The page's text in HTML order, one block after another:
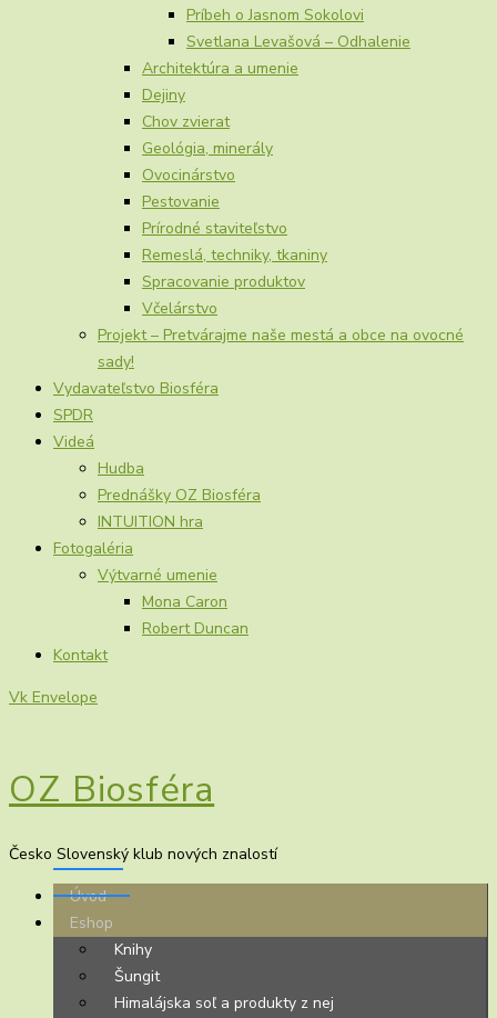
Príbeh o Jasnom Sokolovi
Svetlana Levašová – Odhalenie
Architektúra a umenie
Dejiny
Chov zvierat
Geológia, minerály
Ovocinárstvo
Pestovanie
Prírodné staviteľstvo
Remeslá, techniky, tkaniny
Spracovanie produktov
Včelárstvo
Projekt – Pretvárajme naše mestá a obce na ovocné
sady!
Vydavateľstvo Biosféra
SPDR
Videá
Hudba
Prednášky OZ Biosféra
INTUITION hra
Fotogaléria
Výtvarné umenie
Mona Caron
Robert Duncan
Kontakt
Vk Envelope
OZ Biosféra
Česko Slovenský klub nových znalostí
Úvod
Eshop
Knihy
Šungit
Himalájska soľ a produkty z nej